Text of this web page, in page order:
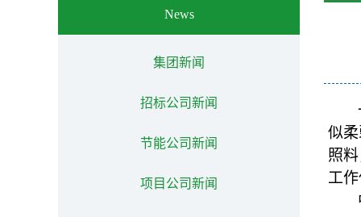
News
集团新闻
招标公司新闻
节能公司新闻
项目公司新闻
似
照
工